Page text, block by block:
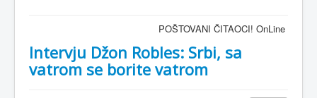
navigaciju
VESTI
KULTURA
POŠTOVANI ČITAOCI! OnLine
Intervju Džon Robles: Srbi, sa
vatrom se borite vatrom